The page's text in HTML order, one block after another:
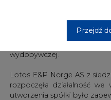
Przejdź
inwestorem jako spółka
wydobywczej.
Lotos E&P Norge AS z
rozpoczęła działalność
utworzenia spółki było